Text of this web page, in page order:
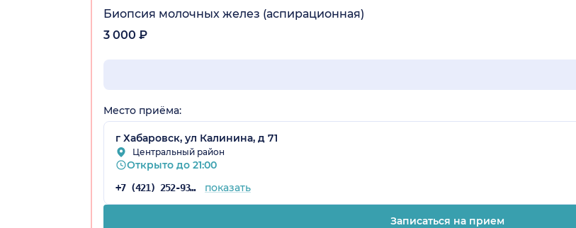
Биопсия молочных желез (аспирационная)
3 000 ₽
Место приёма:
г Хабаровск, ул Калинина, д 71
Центральный район
Открыто до 21:00
+7 (421) 252-93-61 показать
Записаться на прием